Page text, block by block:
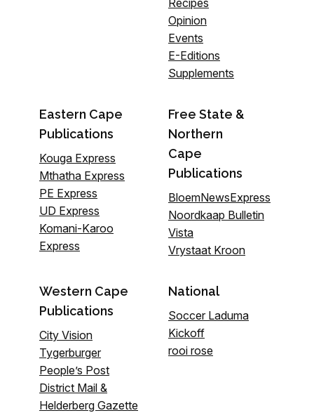
Opinion
Events
E-Editions
Supplements
Eastern Cape
Publications
Kouga Express
Mthatha Express
PE Express
UD Express
Komani-Karoo
Express
Free State &
Northern
Cape
Publications
BloemNewsExpress
Noordkaap Bulletin
Vista
Vrystaat Kroon
Western Cape
Publications
City Vision
Tygerburger
People’s Post
District Mail &
Helderberg Gazette
National
Soccer Laduma
Kickoff
rooi rose